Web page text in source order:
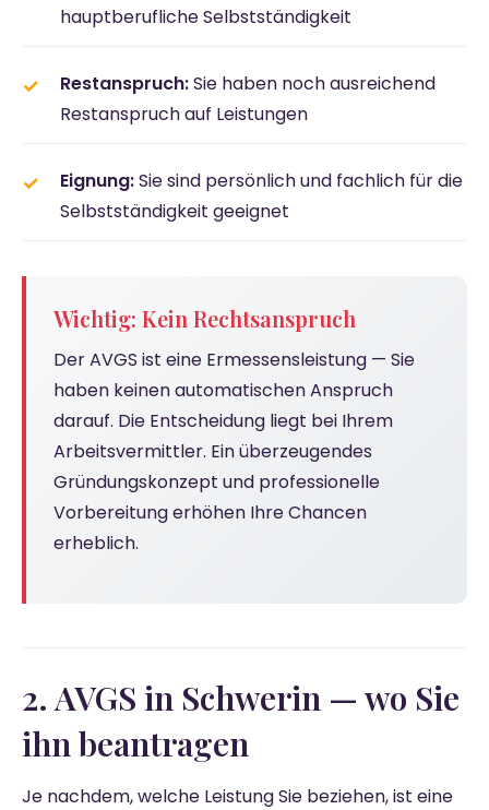
hauptberufliche Selbstständigkeit
Restanspruch:Sie haben noch ausreichend
Restanspruch auf Leistungen
Eignung:Sie sind persönlich und fachlich für die
Selbstständigkeit geeignet
Wichtig: Kein Rechtsanspruch
Der AVGS ist eine Ermessensleistung — Sie
haben keinen automatischen Anspruch
darauf. Die Entscheidung liegt bei Ihrem
Arbeitsvermittler. Ein überzeugendes
Gründungskonzept und professionelle
Vorbereitung erhöhen Ihre Chancen
erheblich.
2. AVGS in Schwerin — wo Sie
ihn beantragen
Je nachdem, welche Leistung Sie beziehen, ist eine